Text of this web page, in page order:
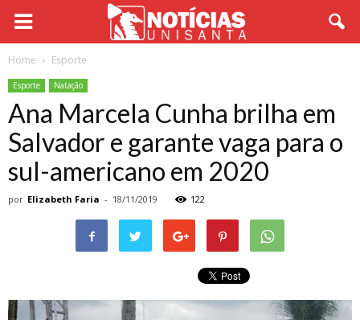
Home Esporte
Esporte Natação
Ana Marcela Cunha brilha em
Salvador e garante vaga para o
sul-americano em 2020
por Elizabeth Faria - 18/11/2019 122